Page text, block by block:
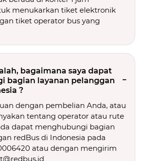
menukarkan tiket elektronik
tiket operator bus yang
bagaimana saya dapat
bagian layanan pelanggan
?
dengan pembelian Anda, atau
tentang operator atau rute
dapat menghubungi bagian
redBus di Indonesia pada
atau dengan mengirim